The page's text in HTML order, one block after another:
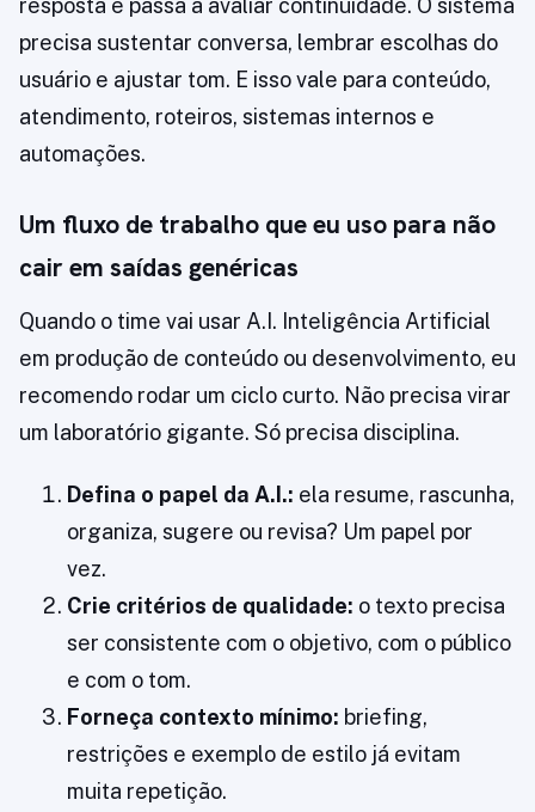
resposta e passa a avaliar continuidade. O sistema
precisa sustentar conversa, lembrar escolhas do
usuário e ajustar tom. E isso vale para conteúdo,
atendimento, roteiros, sistemas internos e
automações.
Um fluxo de trabalho que eu uso para não
cair em saídas genéricas
Quando o time vai usar A.I. Inteligência Artificial
em produção de conteúdo ou desenvolvimento, eu
recomendo rodar um ciclo curto. Não precisa virar
um laboratório gigante. Só precisa disciplina.
Defina o papel da A.I.: ela resume, rascunha,
organiza, sugere ou revisa? Um papel por
vez.
Crie critérios de qualidade: o texto precisa
ser consistente com o objetivo, com o público
e com o tom.
Forneça contexto mínimo: briefing,
restrições e exemplo de estilo já evitam
muita repetição.